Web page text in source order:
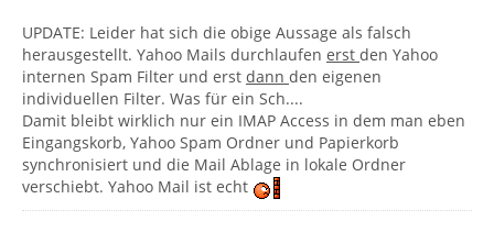
UPDATE: Leider hat sich die obige Aussage als falsch
herausgestellt. Yahoo Mails durchlaufen erst den Yahoo
internen Spam Filter und erst dann den eigenen
individuellen Filter. Was für ein Sch....
Damit bleibt wirklich nur ein IMAP Access in dem man eben
Eingangskorb, Yahoo Spam Ordner und Papierkorb
synchronisiert und die Mail Ablage in lokale Ordner
verschiebt. Yahoo Mail ist echt